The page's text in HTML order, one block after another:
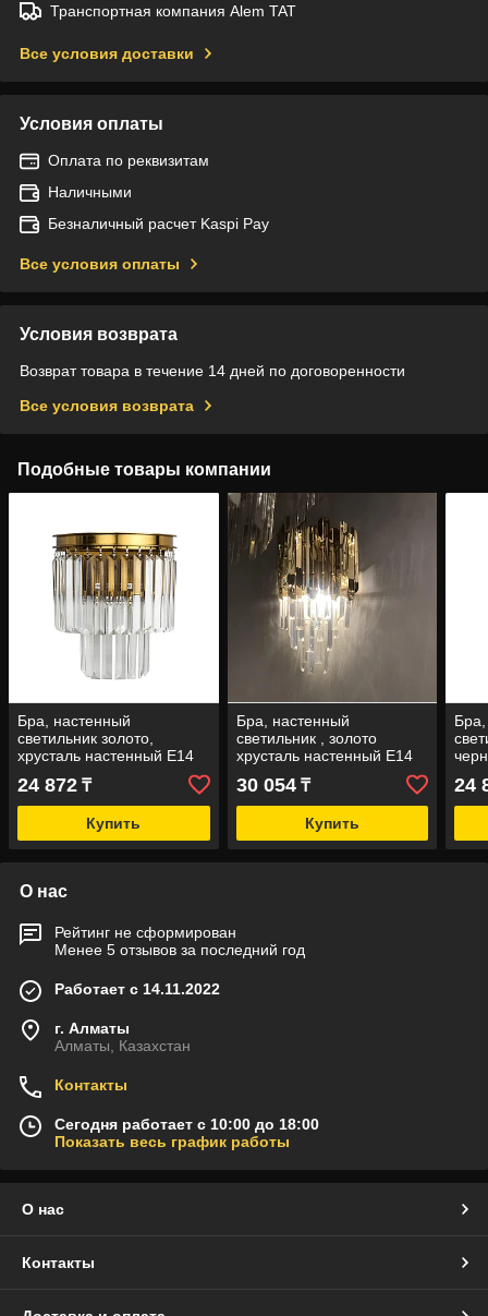
Транспортная компания Alem TAT
Все условия доставки
Условия оплаты
Оплата по реквизитам
Наличными
Безналичный расчет Kaspi Pay
Все условия оплаты
Условия возврата
Возврат товара в течение 14 дней по договоренности
Все условия возврата
Подобные товары компании
Бра, настенный
светильник золото,
хрусталь настенный Е14
24 872 ₸
Купить
Бра, настенный
светильник , золото
хрусталь настенный Е14
30 054₸
Купить
24
О нас
Рейтинг не сформирован
Менее 5 отзывов за последний год
Работает с 14.11.2022
г. Алматы
Алматы, Казахстан
Контакты
Сегодня работает с 10:00 до 18:00
Показать весь график работы
О нас
Контакты